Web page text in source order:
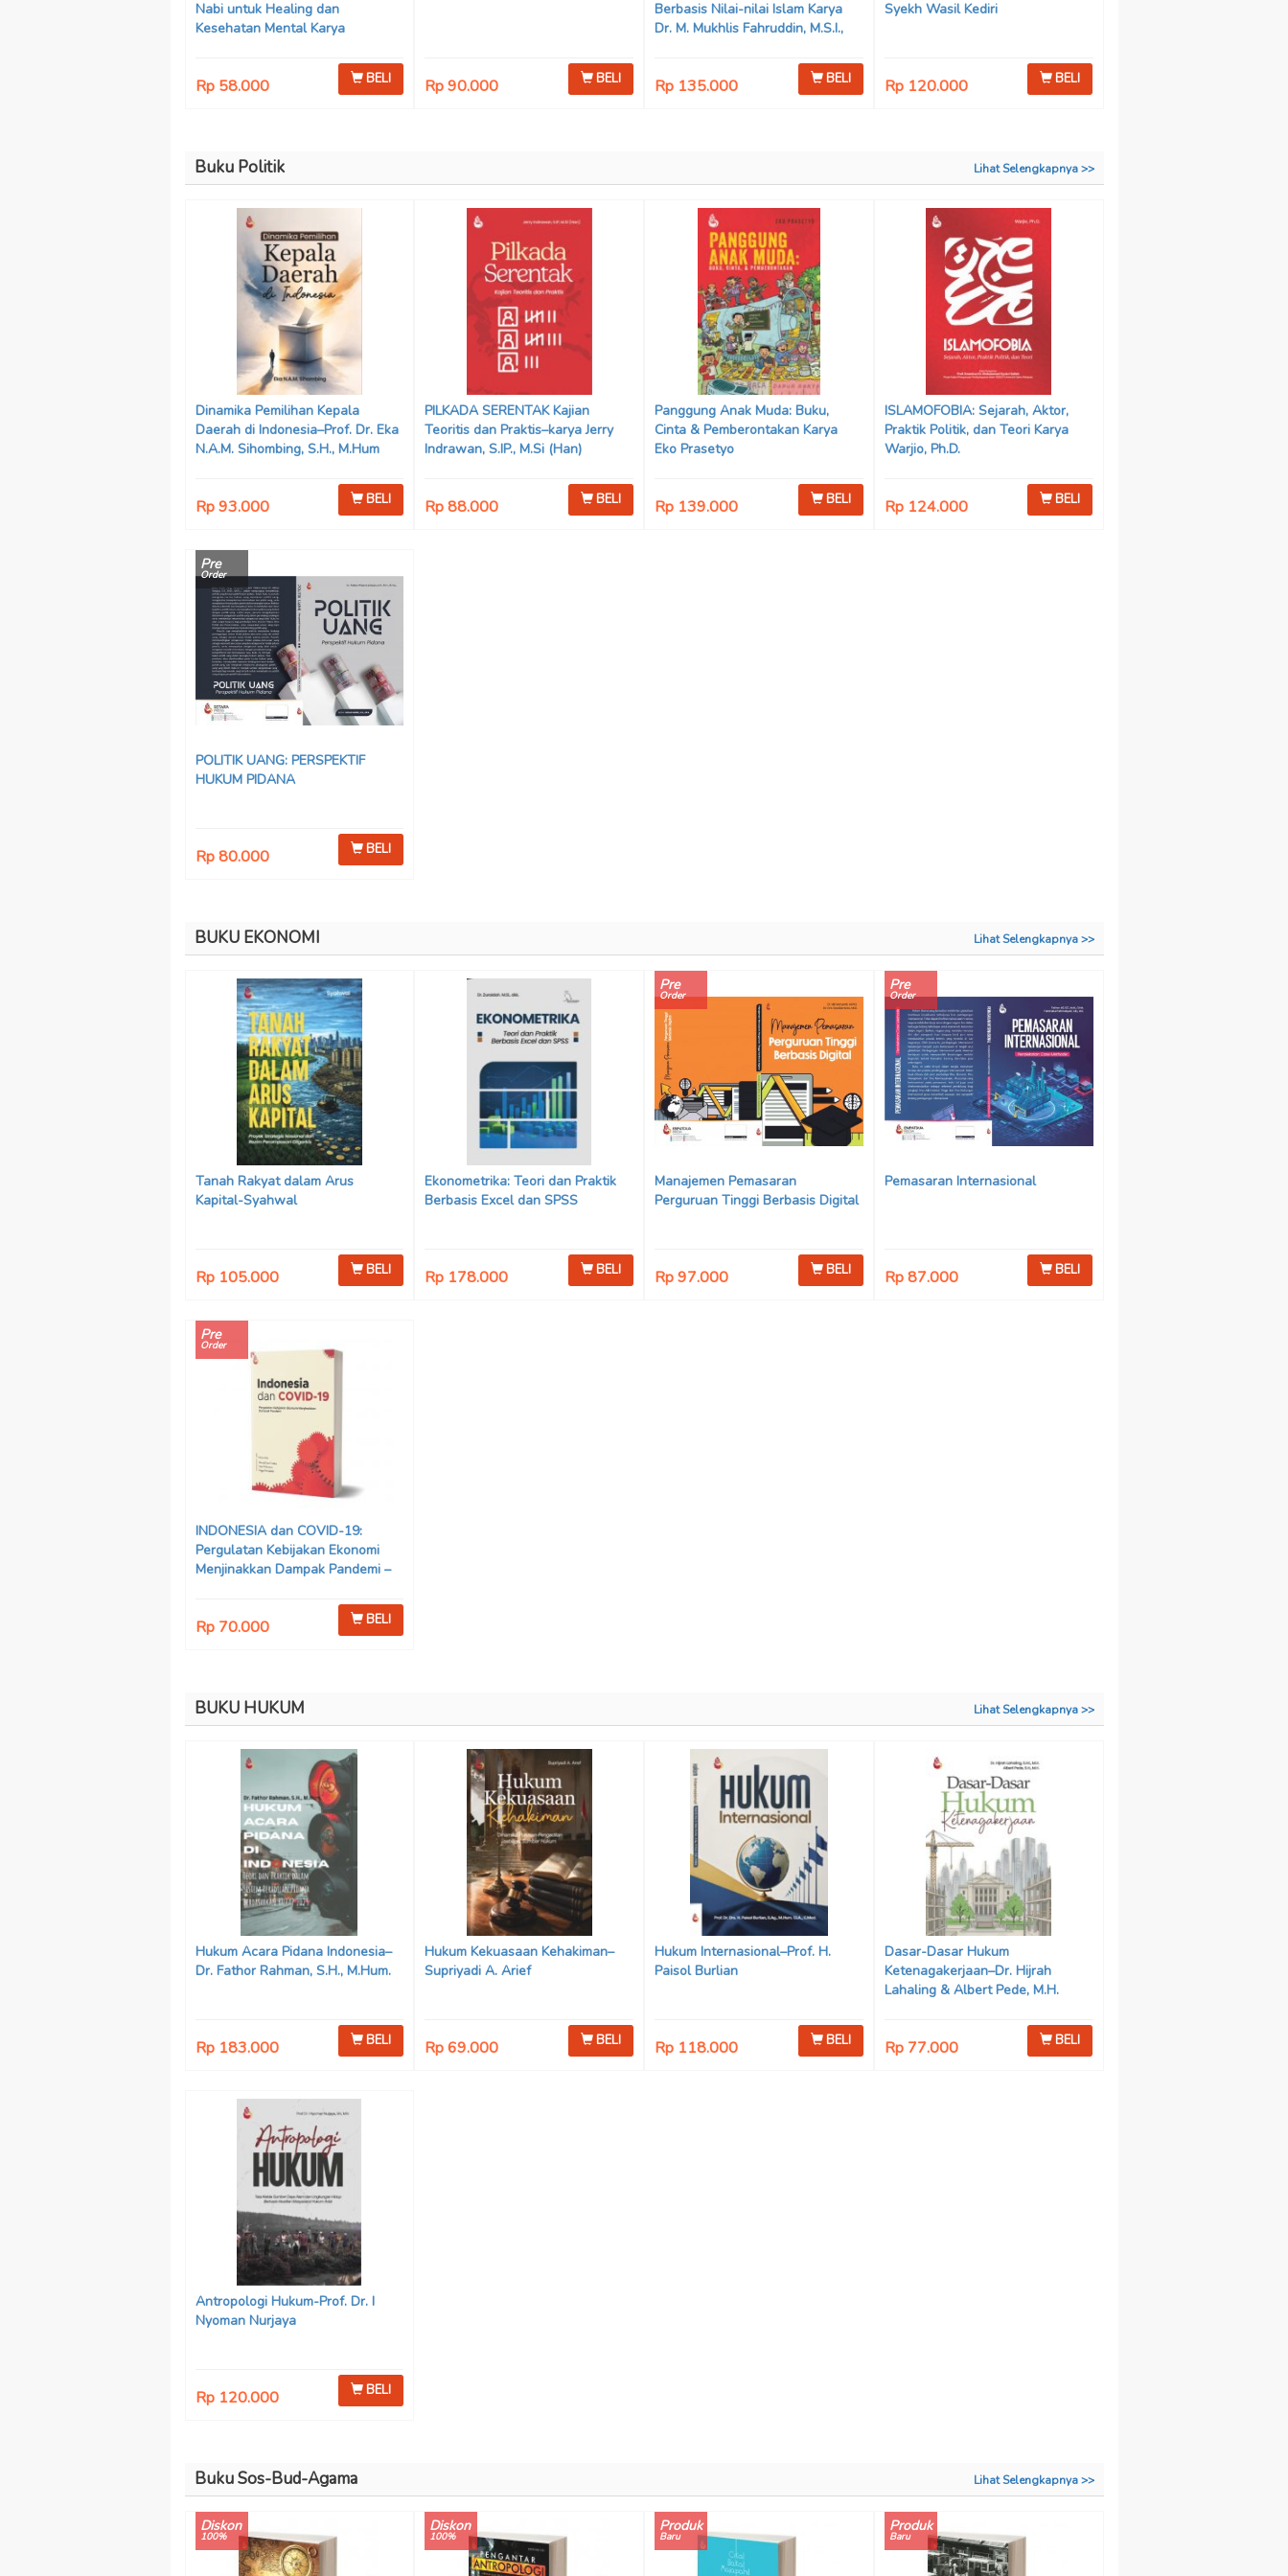
Nabi untuk Healing dan
Kesehatan Mental Karya
Ilham Ramadhan, Lu’lu’atus
Saniyya Fadhila, Avanda Chintya
Rp 58.000 BELI Rp 90.000 BELI
Berbasis Nilai-nilai Islam Karya
Dr. M. Mukhlis Fahruddin, M.S.I.,
Adrenal Stezen, S.H., M.H.
Rp 135.000 BELI
Syekh Wasil Kediri
Rp 120.000 BELI
Buku Politik Lihat Selengkapnya >>
Dinamika Pemilihan Kepala
Daerah di Indonesia–Prof. Dr. Eka
N.A.M. Sihombing, S.H., M.Hum
Rp 93.000 BELI
PILKADA SERENTAK Kajian
Teoritis dan Praktis–karya Jerry
Indrawan, S.IP., M.Si (Han)
Rp 88.000 BELI
Panggung Anak Muda: Buku,
Cinta & Pemberontakan Karya
Eko Prasetyo
Rp 139.000 BELI
ISLAMOFOBIA: Sejarah, Aktor,
Praktik Politik, dan Teori Karya
Warjio, Ph.D.
Rp 124.000 BELI
Pre
Order
POLITIK UANG: PERSPEKTIF
HUKUM PIDANA
Rp 80.000 BELI
BUKU EKONOMI Lihat Selengkapnya >>
Tanah Rakyat dalam Arus
Kapital-Syahwal
Rp 105.000 BELI
Ekonometrika: Teori dan Praktik
Berbasis Excel dan SPSS
Rp 178.000 BELI
Pre
Order
Manajemen Pemasaran
Perguruan Tinggi Berbasis Digital
Rp 97.000 BELI
Pre
Order
Pemasaran Internasional
Rp 87.000 BELI
Pre
Order
INDONESIA dan COVID-19:
Pergulatan Kebijakan Ekonomi
Menjinakkan Dampak Pandemi –
Rp 70.000 BELI
BUKU HUKUM Lihat Selengkapnya >>
Hukum Acara Pidana Indonesia–
Dr. Fathor Rahman, S.H., M.Hum.
Rp 183.000 BELI
Hukum Kekuasaan Kehakiman–
Supriyadi A. Arief
Rp 69.000 BELI
Hukum Internasional–Prof. H.
Paisol Burlian
Rp 118.000 BELI
Dasar-Dasar Hukum
Ketenagakerjaan–Dr. Hijrah
Lahaling & Albert Pede, M.H.
Rp 77.000 BELI
Antropologi Hukum-Prof. Dr. I
Nyoman Nurjaya
Rp 120.000 BELI
Buku Sos-Bud-Agama Lihat Selengkapnya >>
Diskon
100%
Diskon
100%
Produk
Baru
Produk
Baru